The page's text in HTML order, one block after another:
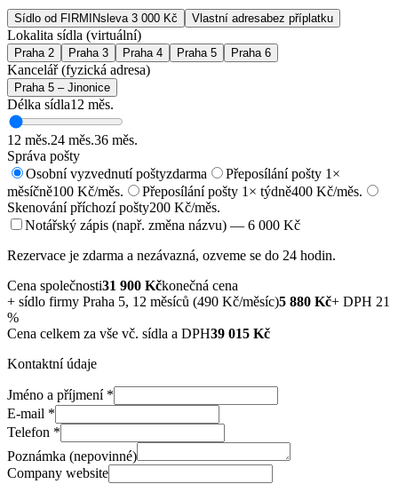
Sídlo od FIRMINsleva 3 000 Kč Vlastní adresabez příplatku
Lokalita sídla (virtuální)
Praha 2 Praha 3 Praha 4 Praha 5 Praha 6
Kancelář (fyzická adresa)
Praha 5 – Jinonice
Délka sídla12 měs.
12 měs.24 měs.36 měs.
Správa pošty
Osobní vyzvednutí poštyzdarma
Přeposílání pošty 1×
měsíčně100 Kč/měs. Přeposílání pošty 1× týdně400 Kč/měs.
Skenování příchozí pošty200 Kč/měs.
Notářský zápis (např. změna názvu) — 6 000 Kč
Rezervace je zdarma a nezávazná, ozveme se do 24 hodin.
Cena společnosti31 900 Kčkonečná cena
+ sídlo firmy Praha 5, 12 měsíců (490 Kč/měsíc)5 880 Kč+ DPH 21
%
Cena celkem za vše vč. sídla a DPH39 015 Kč
Kontaktní údaje
Jméno a příjmení*
E-mail *
Telefon *
Poznámka (nepovinné)
Company website